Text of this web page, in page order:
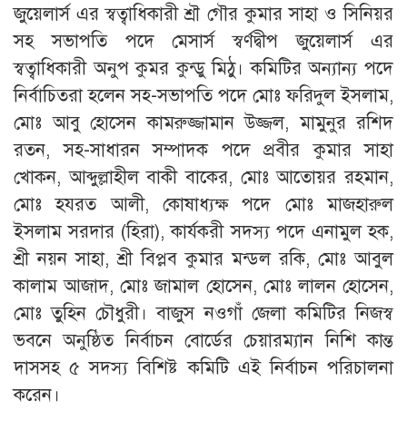
জুয়েলার্স এর স্বত্বাধিকারী শ্রৗ গৌর কুমার সাহা ও সিনিয়র
সহ সভাপতি পদে মেসার্স স্বর্ণদ্বীপ জুয়েলার্স এর
স্বত্বাধিকারী অনুপ কুমর কুন্ডু মিঠু। কমিটির অন্যান্য পদে
নির্বাচিতরা হলেন সহ-সভাপতি পদে মোঃ ফরিদুল ইসলাম,
মোঃ আবু হোসেন কামরুজ্জামান উজ্জল, মামুনুর রশিদ
রতন, সহ-সাধারন সম্পাদক পদে প্রবীর কুমার সাহা
খোকন, আব্দুল্লাহীল বাকী বাকের, মোঃ আতোয়র রহমান,
মোঃ হযরত আলী, কোষাধ্যক্ষ পদে মোঃ মাজহারুল
ইসলাম সরদার (হিরা), কার্যকরী সদস্য পদে এনামুল হক,
শ্রী নয়ন সাহা, শ্রী বিপ্লব কুমার মন্ডল রকি, মোঃ আবুল
কালাম আজাদ, মোঃ জামাল হোসেন, মোঃ লালন হোসেন,
মোঃ তুহিন চৌধুরী। বাজুস নওগাঁ জেলা কমিটির নিজস্ব
ভবনে অনুষ্ঠিত নির্বাচন বোর্ডের চেয়ারম্যান নিশি কান্ত
দাসসহ ৫ সদস্য বিশিষ্ট কমিটি এই নির্বাচন পরিচালনা
করেন।